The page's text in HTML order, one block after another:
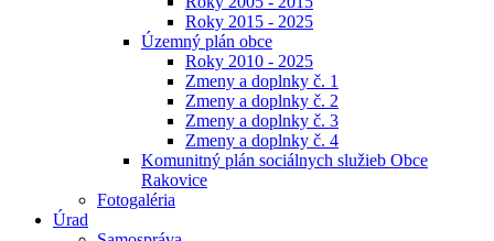
Roky 2015 - 2025
Územný plán obce
Roky 2010 - 2025
Zmeny a doplnky č. 1
Zmeny a doplnky č. 2
Zmeny a doplnky č. 3
Zmeny a doplnky č. 4
Komunitný plán sociálnych služieb Obce
Rakovice
Fotogaléria
Úrad